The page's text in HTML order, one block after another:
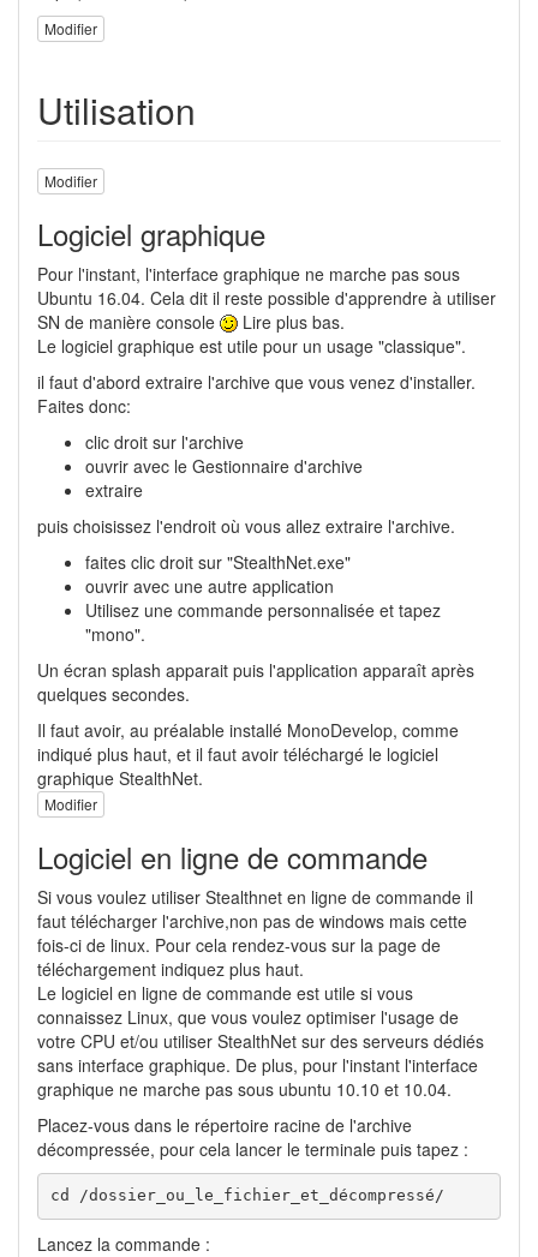
Modifier
Utilisation
Modifier
Logiciel graphique
Pour l'instant, l'interface graphique ne marche pas sous
Ubuntu 16.04. Cela dit il reste possible d'apprendre à utiliser
SN de manière console
Lire plus bas.
Le logiciel graphique est utile pour un usage "classique".
il faut d'abord extraire l'archive que vous venez d'installer.
Faites donc:
clic droit sur l'archive
ouvrir avec le Gestionnaire d'archive
extraire
puis choisissez l'endroit où vous allez extraire l'archive.
faites clic droit sur "StealthNet.exe"
ouvrir avec une autre application
Utilisez une commande personnalisée et tapez
"mono".
Un écran splash apparait puis l'application apparaît après
quelques secondes.
Il faut avoir, au préalable installé MonoDevelop, comme
indiqué plus haut, et il faut avoir téléchargé le logiciel
graphique StealthNet.
Modifier
Logiciel en ligne de commande
Si vous voulez utiliser Stealthnet en ligne de commande il
faut télécharger l'archive,non pas de windows mais cette
fois-ci de linux. Pour cela rendez-vous sur la page de
téléchargement indiquez plus haut.
Le logiciel en ligne de commande est utile si vous
connaissez Linux, que vous voulez optimiser l'usage de
votre CPU et/ou utiliser StealthNet sur des serveurs dédiés
sans interface graphique. De plus, pour l'instant l'interface
graphique ne marche pas sous ubuntu 10.10 et 10.04.
Placez-vous dans le répertoire racine de l'archive
décompressée, pour cela lancer le terminale puis tapez :
cd /dossier_ou_le_fichier_et_décompressé/
Lancez la commande :